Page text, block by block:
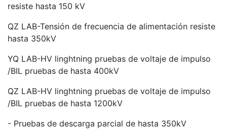
resiste hasta 150 kV
QZ LAB-Tensión de frecuencia de alimentación resiste
hasta 350kV
YQ LAB-HV linghtning pruebas de voltaje de impulso
/BIL pruebas de hasta 400kV
QZ LAB-HV linghtning pruebas de voltaje de impulso
/BIL pruebas de hasta 1200kV
- Pruebas de descarga parcial de hasta 350kV